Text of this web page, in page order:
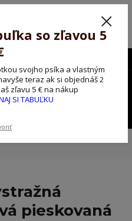
v tomto období máme
darček ako ospravedlnenie.
nad 30€ s kódom pozorpes5 !!!
0,00 EUR
pieskovaná
so zľavou 5
svojho psíka a vlastným
teraz ak si objednáš 2
zľavu 5 € na nákup
SI TABUĽKU